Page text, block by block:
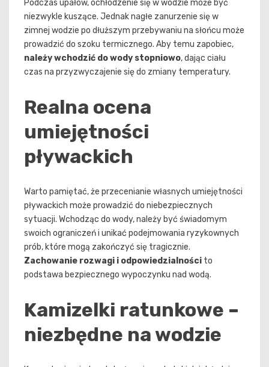
Podczas upałów, ochłodzenie się w wodzie może być
niezwykle kuszące. Jednak nagłe zanurzenie się w
zimnej wodzie po dłuższym przebywaniu na słońcu może
prowadzić do szoku termicznego. Aby temu zapobiec,
należy wchodzić do wody stopniowo, dając ciału
czas na przyzwyczajenie się do zmiany temperatury.
Realna ocena
umiejętności
pływackich
Warto pamiętać, że przecenianie własnych umiejętności
pływackich może prowadzić do niebezpiecznych
sytuacji. Wchodząc do wody, należy być świadomym
swoich ograniczeń i unikać podejmowania ryzykownych
prób, które mogą zakończyć się tragicznie.
Zachowanie rozwagi i odpowiedzialności to
podstawa bezpiecznego wypoczynku nad wodą.
Kamizelki ratunkowe –
niezbędne na wodzie